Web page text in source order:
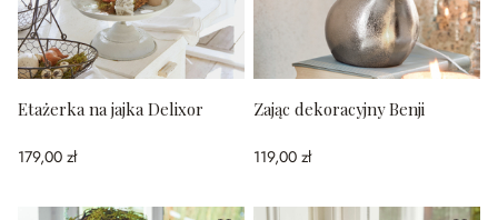
Etażerka na jajka Delixor
179,00 zł
Zając dekoracyjny Benji
119,00 zł